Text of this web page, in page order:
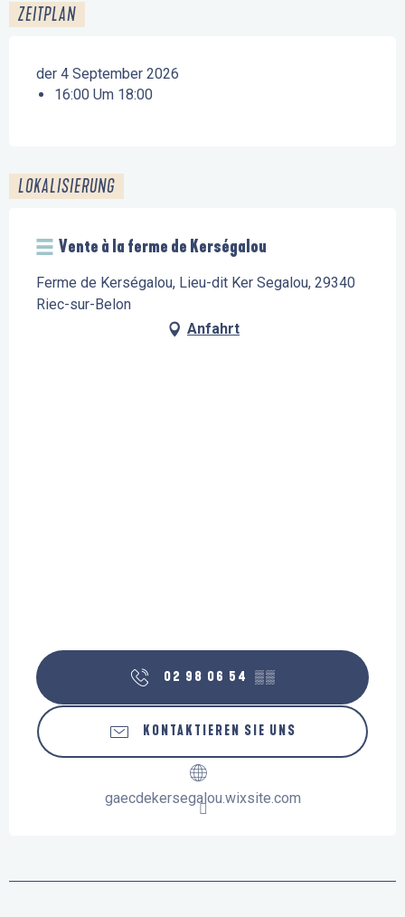
ZEITPLAN
der 4 September 2026
16:00 Um 18:00
LOKALISIERUNG
Vente à la ferme de Kerségalou
Ferme de Kerségalou, Lieu-dit Ker Segalou, 29340
Riec-sur-Belon
Anfahrt
02 98 06 54 ▒▒
KONTAKTIEREN SIE UNS
gaecdekersegalou.wixsite.com